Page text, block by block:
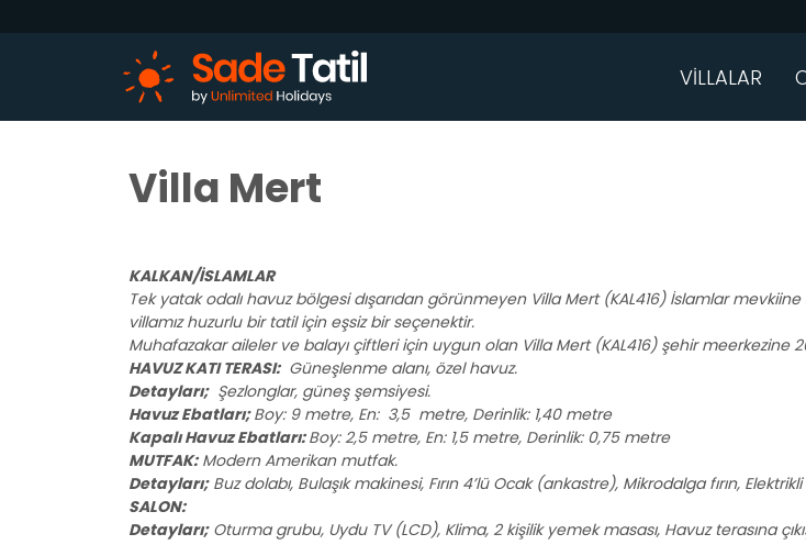
VİLLALAR
Villa Mert
KALKAN/İSLAMLAR
Tek yatak odalı havuz bölgesi dışarıdan görünmeyen Villa Mert (KAL416) İslamlar
villamız huzurlu bir tatil için eşsiz bir seçenektir.
Muhafazakar aileler ve balayı çiftleri için uygun olan Villa Mert (KAL416) şehir meerkezine 20
HAVUZ KATI TERASI:Güneşlenme alanı, özel havuz.
Detayları;Şezlonglar, güneş şemsiyesi.
Havuz Ebatları;Boy: 9 metre, En: 3,5 metre, Derinlik: 1,40 metre
Kapalı Havuz Ebatları:Boy: 2,5 metre, En: 1,5 metre, Derinlik: 0,75 metre
MUTFAK:Modern Amerikan mutfak.
Detayları;Buz dolabı, Bulaşık makinesi, Fırın 4’lü Ocak (ankastre), Mikrodalga fırın,
SALON:
Detayları;Oturma grubu, Uydu TV (LCD), Klima, 2 kişilik yemek masası, Havuz terasına